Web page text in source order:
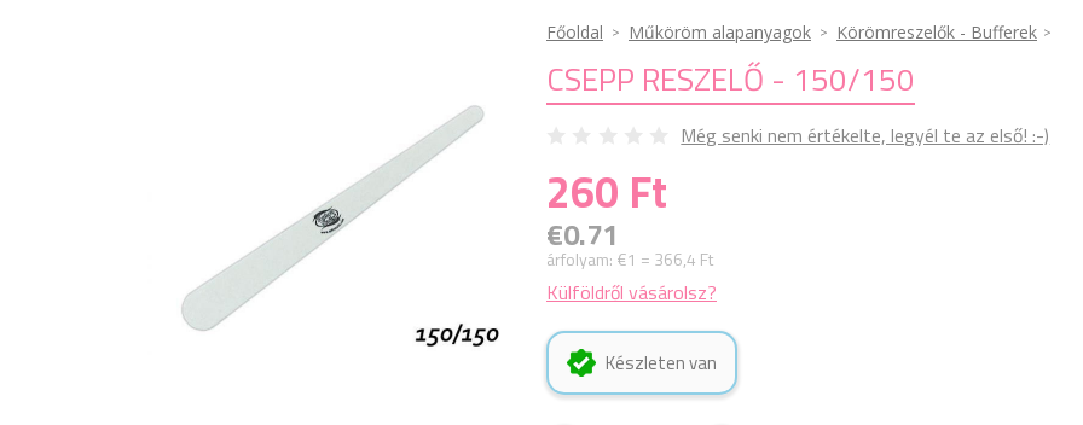
Főoldal Műköröm alapanyagok Körömreszelők - Bufferek
CSEPP RESZELŐ - 150/150
Még senki nem értékelte, legyél te az első! :-)
260 Ft
€0.71
árfolyam: €1 = 366,4 Ft
Külföldről vásárolsz?
Készleten van